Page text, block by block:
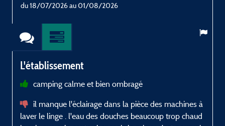
du 18/07/2026 au 01/08/2026
L'établissement
camping calme et bien ombragé
il manque l'éclairage dans la pièce des machines à
laver le linge . l'eau des douches beaucoup trop chaud